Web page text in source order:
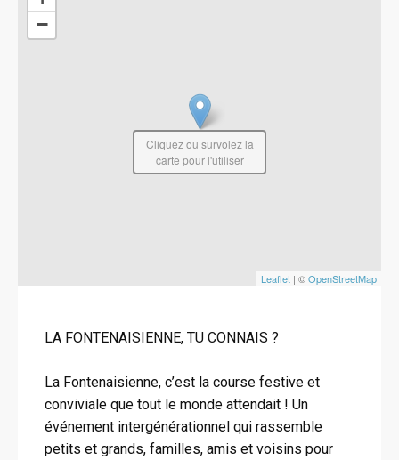
−
Leaflet | ©OpenStreetMap
Cliquez ou survolez la
carte pour l'utiliser
LA FONTENAISIENNE, TU CONNAIS ?
La Fontenaisienne, c’est la course festive et
conviviale que tout le monde attendait ! Un
événement intergénérationnel qui rassemble
petits et grands, familles, amis et voisins pour